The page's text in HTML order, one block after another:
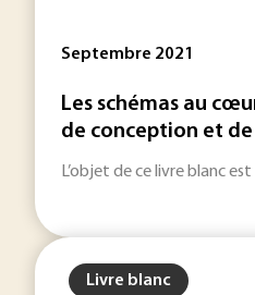
Septembre 2021
Les schémas au
de conception et de
L’objet de ce livre blanc
Livre blanc